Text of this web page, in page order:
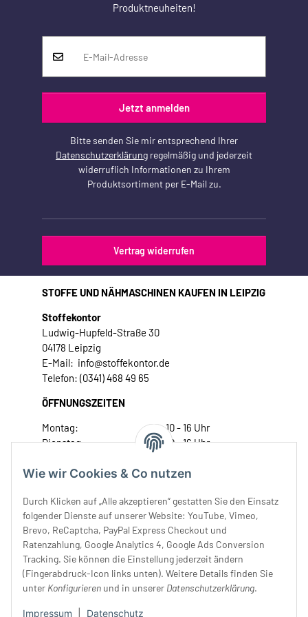
Wie wir Cookies & Co nutzen
Durch Klicken auf „Alle akzeptieren“ gestatten Sie den Einsatz
folgender Dienste auf unserer Website: YouTube, Vimeo,
Brevo, ReCaptcha, PayPal Express Checkout und
Ratenzahlung, Google Analytics 4, Google Ads Conversion
Tracking. Sie können die Einstellung jederzeit ändern
(Fingerabdruck-Icon links unten). Weitere Details finden Sie
unter Konfigurieren und in unserer Datenschutzerklärung.
Impressum Datenschutz
Produktneuheiten!
Jetzt anmelden
Bitte senden Sie mir entsprechend Ihrer
Datenschutzerklärung regelmäßig und jederzeit
widerruflich Informationen zu Ihrem
Produktsortiment per E-Mail zu.
Vertrag widerrufen
STOFFE UND NÄHMASCHINEN KAUFEN IN LEIPZIG
Stoffekontor
Ludwig-Hupfeld-Straße 30
04178 Leipzig
E-Mail: info@stoffekontor.de
Telefon: (0341) 468 49 65
ÖFFNUNGSZEITEN
Montag:
10 - 16 Uhr
Dienstag:
10 - 16 Uhr
Donnerstag:
10 - 18 Uhr
Samstag:
10 - 14 Uhr
Unser Service
Rechtliches